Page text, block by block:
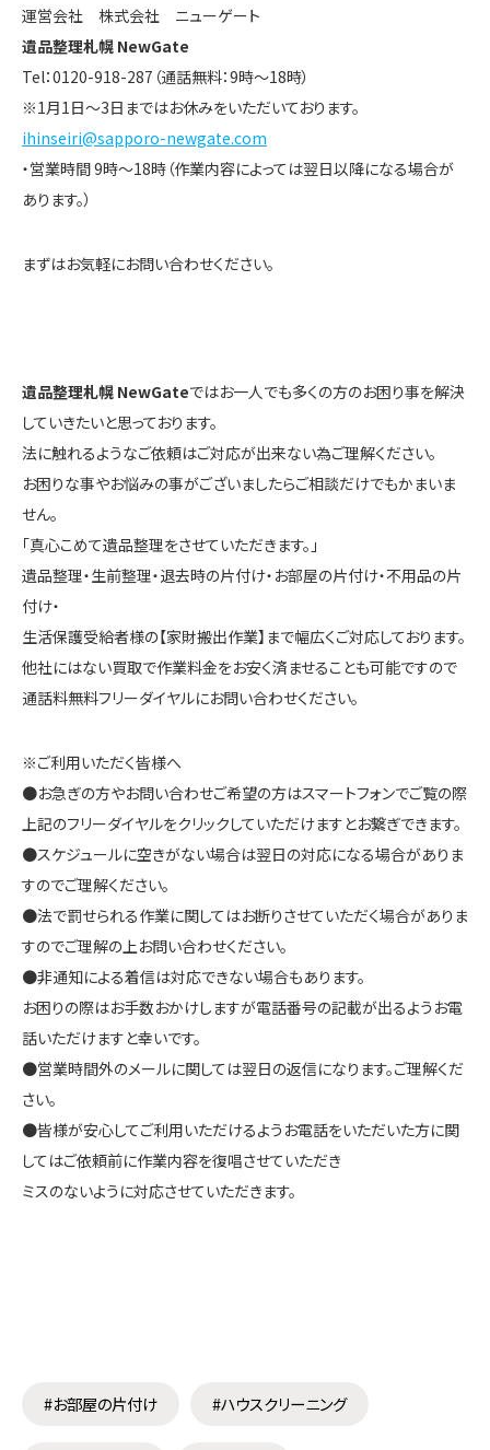
運営会社 株式会社 ニューゲート
遺品整理札幌 NewGate
Tel：0120-918-287（通話無料：9時～18時）
※1月1日～3日まではお休みをいただいております。
ihinseiri@sapporo-newgate.com
・営業時間 9時～18時（作業内容によっては翌日以降になる場合が
あります。）
まずはお気軽にお問い合わせください。
遺品整理札幌 NewGateではお一人でも多くの方のお困り事を解決
していきたいと思っております。
法に触れるようなご依頼はご対応が出来ない為ご理解ください。
お困りな事やお悩みの事がございましたらご相談だけでもかまいま
せん。
「真心こめて遺品整理をさせていただきます。」
遺品整理・生前整理・退去時の片付け・お部屋の片付け・不用品の片
付け・
生活保護受給者様の【家財搬出作業】まで幅広くご対応しております。
他社にはない買取で作業料金をお安く済ませることも可能ですので
通話料無料フリーダイヤルにお問い合わせください。
※ご利用いただく皆様へ
●お急ぎの方やお問い合わせご希望の方はスマートフォンでご覧の際
上記のフリーダイヤルをクリックしていただけますとお繋ぎできます。
●スケジュールに空きがない場合は翌日の対応になる場合がありま
すのでご理解ください。
●法で罰せられる作業に関してはお断りさせていただく場合がありま
すのでご理解の上お問い合わせください。
●非通知による着信は対応できない場合もあります。
お困りの際はお手数おかけしますが電話番号の記載が出るようお電
話いただけますと幸いです。
●営業時間外のメールに関しては翌日の返信になります。ご理解くだ
さい。
●皆様が安心してご利用いただけるようお電話をいただいた方に関
してはご依頼前に作業内容を復唱させていただき
ミスのないように対応させていただきます。
#お部屋の片付け #ハウスクリーニング